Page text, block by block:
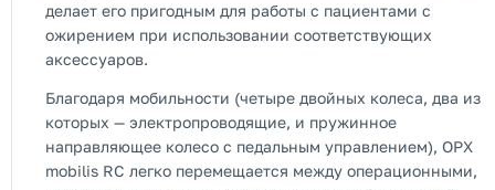
делает его пригодным для работы с пациентами с
ожирением при использовании соответствующих
аксессуаров.
Благодаря мобильности (четыре двойных колеса, два из
которых — электропроводящие, и пружинное
направляющее колесо с педальным управлением), OPX
mobilis RC легко перемещается между операционными,